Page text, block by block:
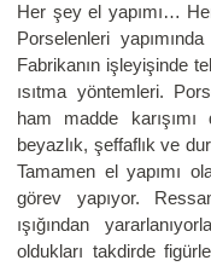
Her şey el yapımı…
Porselenleri
Fabrikanın işleyişinde
ısıtma yöntemleri.
ham madde
beyazlık, şeffaflık ve
Tamamen el yapımı
görev yapıyor.
ışığından
oldukları takdirde